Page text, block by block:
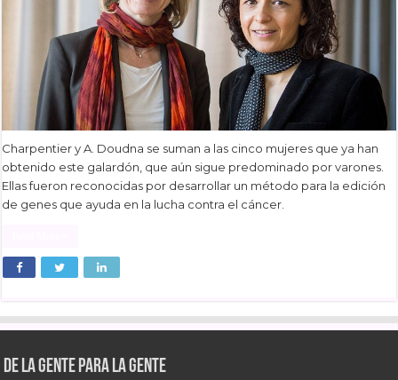
Charpentier y A. Doudna se suman a las cinco mujeres que ya han
obtenido este galardón, que aún sigue predominado por varones.
Ellas fueron reconocidas por desarrollar un método para la edición
de genes que ayuda en la lucha contra el cáncer.
De la gente para la gente